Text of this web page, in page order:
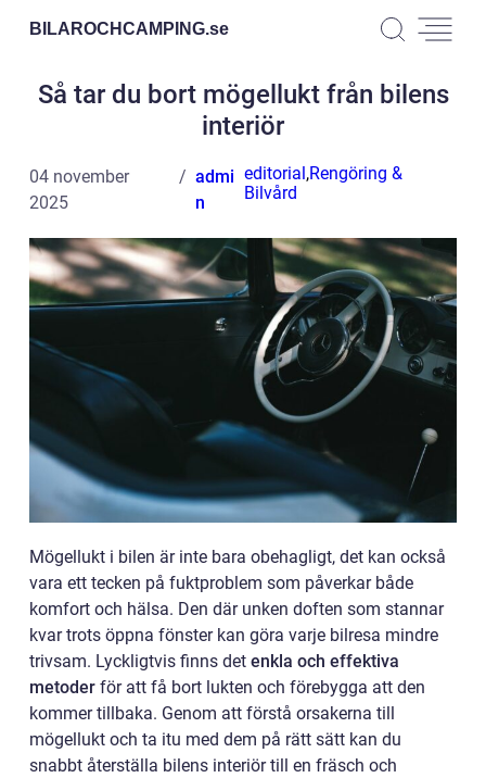
BILAROCHCAMPING.se
Så tar du bort mögellukt från bilens
interiör
04 november
2025
admi
n
editorial,Rengöring &
Bilvård
Mögellukt i bilen är inte bara obehagligt, det kan också
vara ett tecken på fuktproblem som påverkar både
komfort och hälsa. Den där unken doften som stannar
kvar trots öppna fönster kan göra varje bilresa mindre
trivsam. Lyckligtvis finns det enkla och effektiva
metoder för att få bort lukten och förebygga att den
kommer tillbaka. Genom att förstå orsakerna till
mögellukt och ta itu med dem på rätt sätt kan du
snabbt återställa bilens interiör till en fräsch och